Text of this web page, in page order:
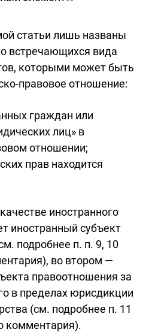
статьи лишь названы
встречающихся вида
которыми может быть
правовое отношение:
граждан или
лиц» в
отношении;
прав находится
иностранного
иностранный субъект
подробнее п. п. 9, 10
во втором —
правоотношения за
в пределах юрисдикции
(см. подробнее п. 11
комментария).